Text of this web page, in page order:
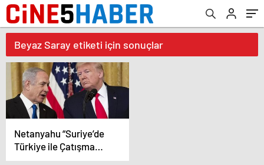
Beyaz Saray etiketi için sonuçlar
Netanyahu “Suriye’de
Türkiye ile Çatışma
İstemiyoruz, Trump’tan